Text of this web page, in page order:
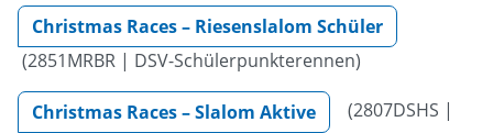
Christmas Races – Riesenslalom Schüler
(2851MRBR | DSV-Schülerpunkterennen)
Christmas Races – Slalom Aktive
(2807DSHS |